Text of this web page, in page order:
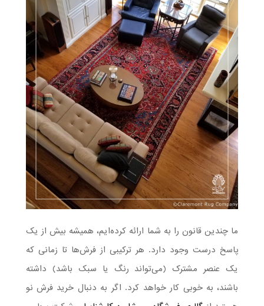
ما چندین قانون را به شما ارائه کرده‌ایم، همیشه بیش از یک
پاسخ درست وجود دارد. هر ترکیبی از فرش‌ها تا زمانی که
یک عنصر مشترک (می‌تواند رنگ یا سبک باشد) داشته
باشند، به خوبی کار خواهد کرد. اگر به دنبال خرید فرش نو